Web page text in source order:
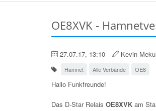
OE8XVK -
27.07.17, 13:10 Kevin Mekul
Hamnet Alle Verbände OE8
Hallo Funkfreunde!
Das D-Star Relais OE8XVK am